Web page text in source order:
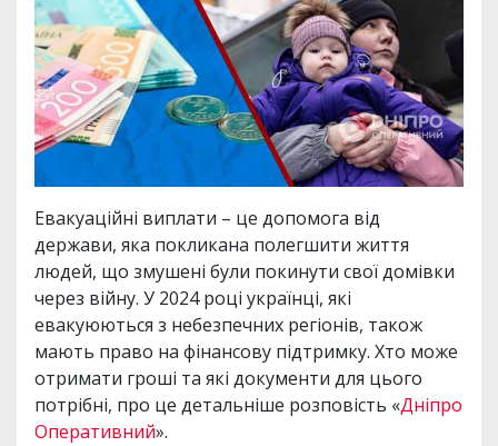
Евакуаційні виплати – це допомога від
держави, яка покликана полегшити життя
людей, що змушені були покинути свої домівки
через війну. У 2024 році українці, які
евакуюються з небезпечних регіонів, також
мають право на фінансову підтримку. Хто може
отримати гроші та які документи для цього
потрібні, про це детальніше розповість «Дніпро
Оперативний».